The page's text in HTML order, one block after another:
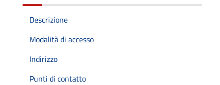
Descrizione
Modalità di accesso
Indirizzo
Punti di contatto